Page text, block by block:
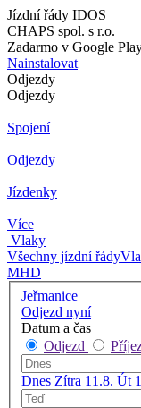
Jízdní řády IDOS
CHAPS spol. s r.o.
Zadarmo v Google
Nainstalovat
Odjezdy
Odjezdy
Spojení
Odjezdy
Jízdenky
Více
Vlaky
Všechny jízdní řády
MHD
Jeřmanice
Odjezd nyní
Datum a čas
Odjezd
Dnes Zítra 11.8. Út